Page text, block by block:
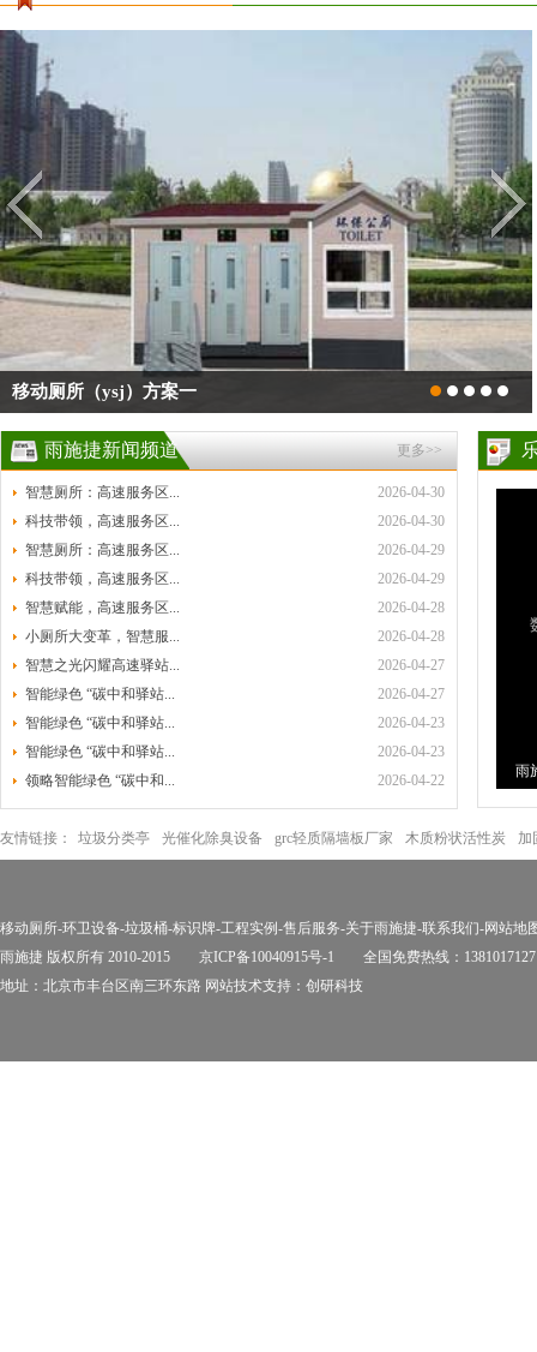
移动厕所（ysj）方案一
更多>>
雨施捷新闻频道
2026-04-30
智慧厕所：高速服务区...
2026-04-30
科技带领，高速服务区...
2026-04-29
智慧厕所：高速服务区...
2026-04-29
科技带领，高速服务区...
2026-04-28
智慧赋能，高速服务区...
2026-04-28
小厕所大变革，智慧服...
2026-04-27
智慧之光闪耀高速驿站...
2026-04-27
智能绿色 “碳中和驿站...
2026-04-23
智能绿色 “碳中和驿站...
2026-04-23
智能绿色 “碳中和驿站...
2026-04-22
领略智能绿色 “碳中和...
雨
环
友情链接：
垃圾分类亭 光催化除臭设备 grc轻质隔墙板厂家 木质粉状活性炭 加
移动厕所-环卫设备-垃圾桶-标识牌-工程实例-售后服务-关于雨施捷-联系我们-网站地
雨施捷 版权所有 2010-2015 京ICP备10040915号-1
全国免费热线：
地址：北京市丰台区南三环东路 网站技术支持： 创研科技